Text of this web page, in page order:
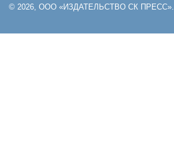
© 2026, ООО «ИЗДАТЕЛЬСТВО СК ПРЕСС».